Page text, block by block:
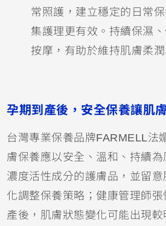
常照護，建立穩定的日常
集護理更有效。持續保濕
按摩，有助於維持肌膚柔潤
孕期到產後，安全保養讓肌
台灣專業保養品牌FARMELL法
膚保養應以安全、溫和、持續
濃度活性成分的護膚品，並留
化調整保養策略；健康管理師張
產後，肌膚狀態變化可能出現